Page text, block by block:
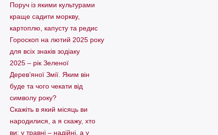
Поруч із якими культурами
краще садити моркву,
картоплю, капусту та редис
Гороскоп на лютий 2025 року
для всіх знаків зодіаку
2025 – рік Зеленої
Дерев’яної Змії. Яким він
буде та чого чекати від
символу року?
Скажіть в який місяць ви
народилися, а я скажу, хто
ви: у травні – надійні, а у